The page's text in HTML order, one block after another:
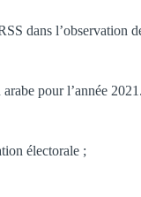
dans l’observation
pour l’année
électorale ;